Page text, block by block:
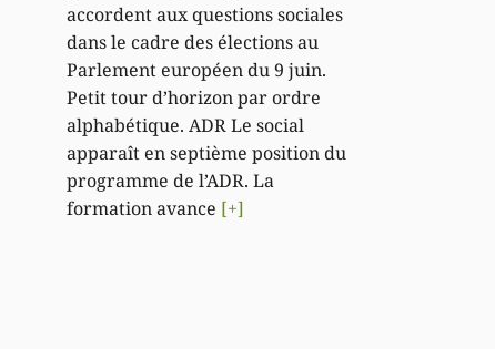
accordent aux questions sociales
dans le cadre des élections au
Parlement européen du 9 juin.
Petit tour d’horizon par ordre
alphabétique. ADR Le social
apparaît en septième position du
programme de l’ADR. La
formation avance [+]